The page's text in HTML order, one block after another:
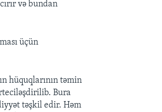
və bundan
üçün
hüquqlarının təmin
Bura
təşkil edir. Həm